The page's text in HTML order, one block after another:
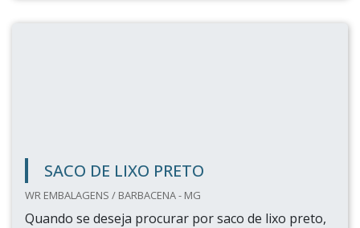
SACO DE LIXO PRETO
WR EMBALAGENS / BARBACENA - MG
Quando se deseja procurar por saco de lixo preto,